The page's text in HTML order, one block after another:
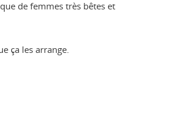
de femmes très bêtes et
ça les arrange.